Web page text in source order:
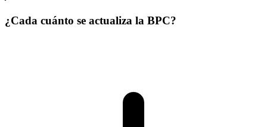
¿Cada cuánto se actualiza la BPC?